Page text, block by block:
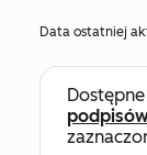
Data ostatniej